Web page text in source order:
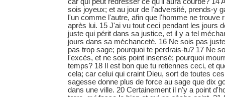
car qui peut redresser ce qu'il aura courbé? 14
sois joyeux; et au jour de l'adversité, prends-y
l'un comme l'autre, afin que l'homme ne trouve
après lui. 15 J'ai vu tout ceci pendant les jours
juste qui périt dans sa justice, et il y a tel
jours dans sa méchanceté. 16 Ne sois pas
pas trop sage; pourquoi te perdrais-tu? 17 Ne
l'excès, et ne sois point insensé; pourquoi
temps? 18 Il est bon que tu retiennes ceci, et
cela; car celui qui craint Dieu, sort de toutes
sagesse donne plus de force au sage que dix
dans une ville. 20 Certainement il n'y a point